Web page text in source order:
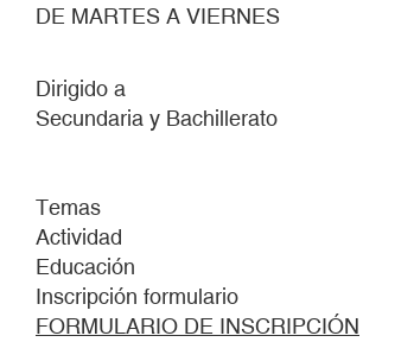
DE MARTES A VIERNES
Dirigido a
Secundaria y Bachillerato
Temas
Actividad
Educación
Inscripción formulario
FORMULARIO DE INSCRIPCIÓN